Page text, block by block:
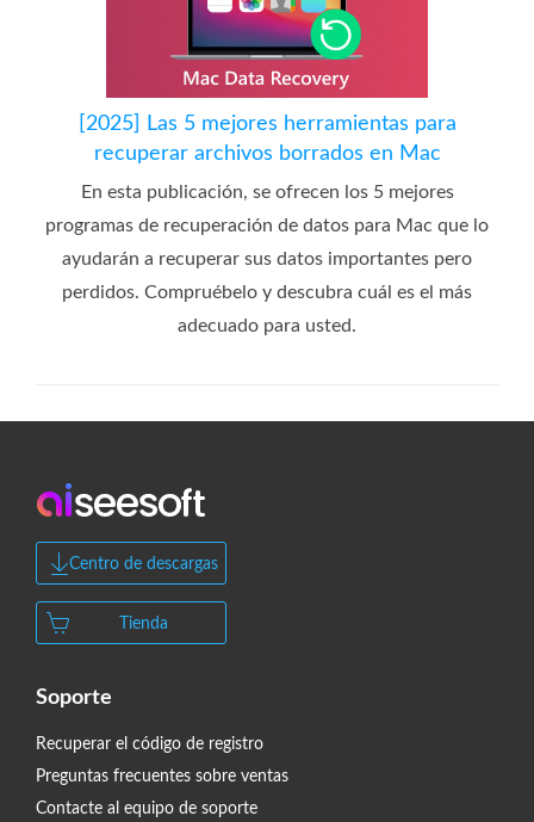
[2025] Las 5 mejores herramientas para
recuperar archivos borrados en Mac
En esta publicación, se ofrecen los 5 mejores
programas de recuperación de datos para Mac que lo
ayudarán a recuperar sus datos importantes pero
perdidos. Compruébelo y descubra cuál es el más
adecuado para usted.
Centro de descargas
Tienda
Soporte
Recuperar el código de registro
Preguntas frecuentes sobre ventas
Contacte al equipo de soporte